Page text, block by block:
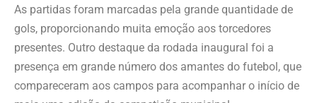
As partidas foram marcadas pela grande quantidade de
gols, proporcionando muita emoção aos torcedores
presentes. Outro destaque da rodada inaugural foi a
presença em grande número dos amantes do futebol, que
compareceram aos campos para acompanhar o início de